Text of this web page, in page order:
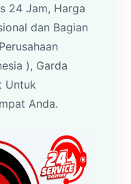
24 Jam, Harga
dan Bagian
), Garda
Untuk
Anda.